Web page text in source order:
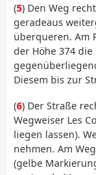
(5) Den Weg
geradeaus
überqueren. Am
der Höhe 374
Diesem bis zur
(6) Der Straße
Wegweiser Les
liegen lassen).
nehmen. Am
(gelbe